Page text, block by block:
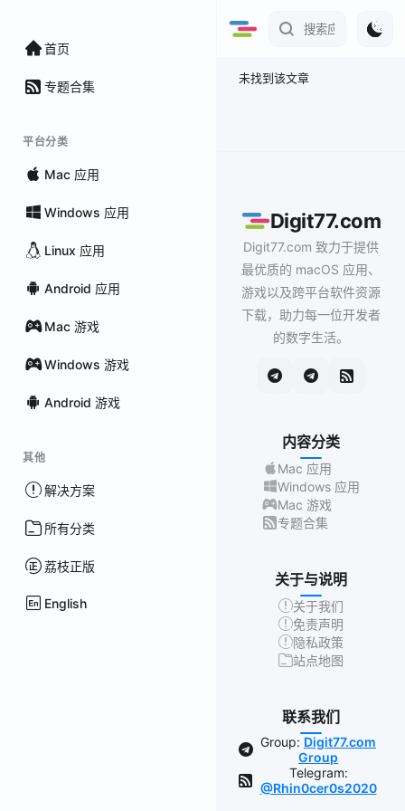
首页
专题合集
平台分类
Mac 应用
Windows 应用
Linux 应用
Android 应用
Mac 游戏
Windows 游戏
Android 游戏
其他
解决方案
所有分类
荔枝正版
English
未找到该文章
Digit77.com
Digit77.com 致力于提供
最优质的 macOS 应用、
游戏以及跨平台软件资源
下载，助力每一位开发者
的数字生活。
内容分类
Mac 应用
Windows 应用
Mac 游戏
专题合集
关于与说明
关于我们
免责声明
隐私政策
站点地图
联系我们
Group: Digit77.com
Group
Telegram:
@Rhin0cer0s2020